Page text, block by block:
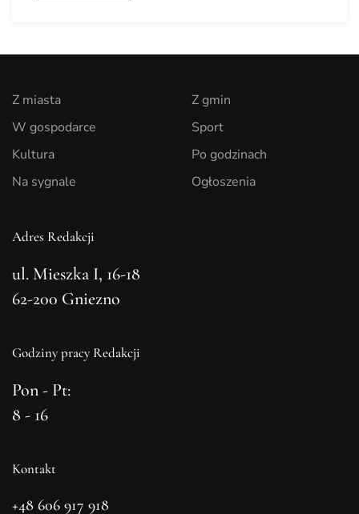
Z miasta
W gospodarce
Kultura
Na sygnale
Z gmin
Sport
Po godzinach
Ogłoszenia
Adres Redakcji
ul. Mieszka I, 16-18
62-200 Gniezno
Godziny pracy Redakcji
Pon - Pt:
8 - 16
Kontakt
+48 606 917 918